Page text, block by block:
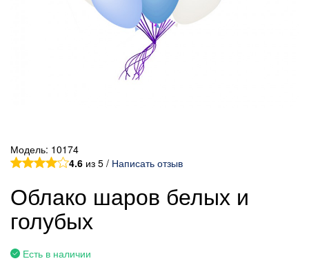
Модель: 10174
4.6 из 5 / Написать отзыв
Облако шаров белых и
голубых
Есть в наличии